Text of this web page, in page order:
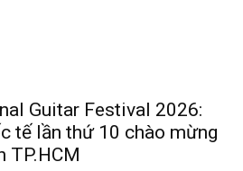
Guitar Festival 2026:
tế lần thứ 10 chào mừng
TP.HCM